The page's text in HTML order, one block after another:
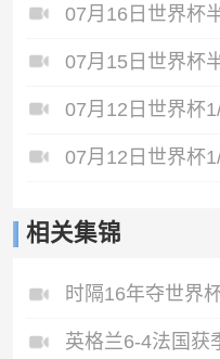
07月15日世界杯
相关集锦